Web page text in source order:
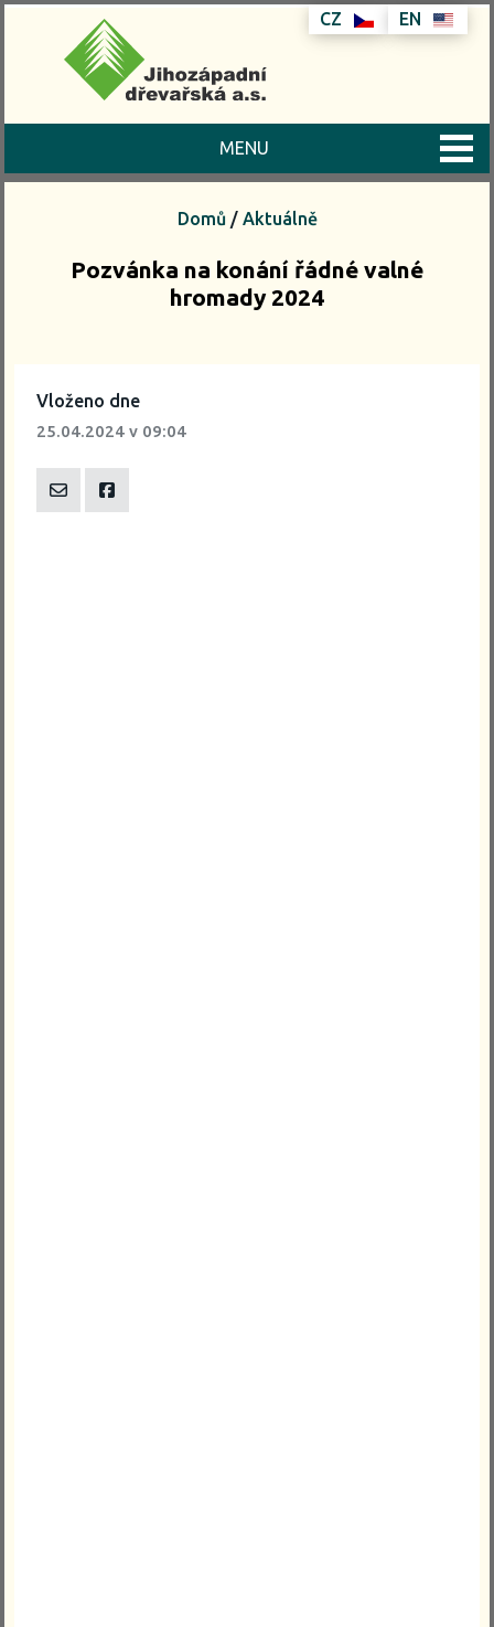
CZ EN
MENU
Domů/ Aktuálně
Pozvánka na konání řádné valné
hromady 2024
Vloženo dne
25.04.2024 v 09:04